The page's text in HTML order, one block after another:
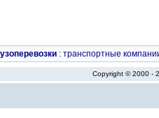
: транспортные
Copyright © 2000 -